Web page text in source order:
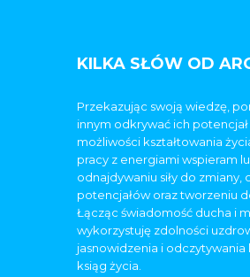
KILKA SŁÓW OD
Przekazując swoją wiedzę,
innym odkrywać ich potencjał
możliwości kształtowania
pracy z energiami wspieram
odnajdywaniu siły do zmiany,
potencjałów oraz tworzeniu
Łącząc świadomość ducha i
wykorzystuję zdolności
jasnowidzenia i odczytywania
ksiąg życia.